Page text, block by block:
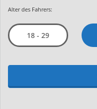
Alter des Fahrers:
18 - 29